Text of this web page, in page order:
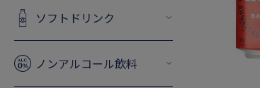
ソフトドリンク
ノンアルコール飲料